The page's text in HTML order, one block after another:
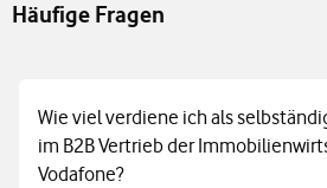
Häufige Fragen
Wie viel verdiene ich als
im B2B Vertrieb der
Vodafone?